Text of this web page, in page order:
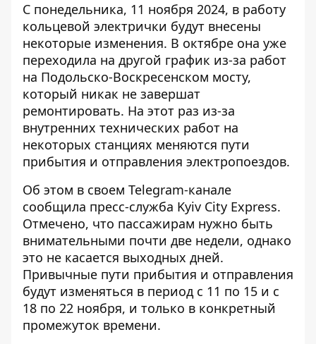
С понедельника, 11 ноября 2024, в работу
кольцевой электрички будут внесены
некоторые изменения. В октябре она уже
переходила на другой график из-за работ
на Подольско-Воскресенском мосту,
который никак не завершат
ремонтировать. На этот раз из-за
внутренних технических работ на
некоторых станциях меняются пути
прибытия и отправления электропоездов.
Об этом в своем Telegram-канале
сообщила пресс-служба Kyiv City Express.
Отмечено, что пассажирам нужно быть
внимательными почти две недели, однако
это не касается выходных дней.
Привычные пути прибытия и отправления
будут изменяться в период с 11 по 15 и с
18 по 22 ноября, и только в конкретный
промежуток времени.